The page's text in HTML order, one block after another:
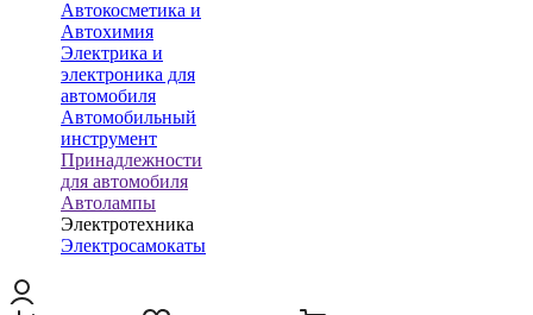
Автокосметика и
Автохимия
Электрика и
электроника для
автомобиля
Автомобильный
инструмент
Принадлежности
для автомобиля
Автолампы
Электротехника
Электросамокаты